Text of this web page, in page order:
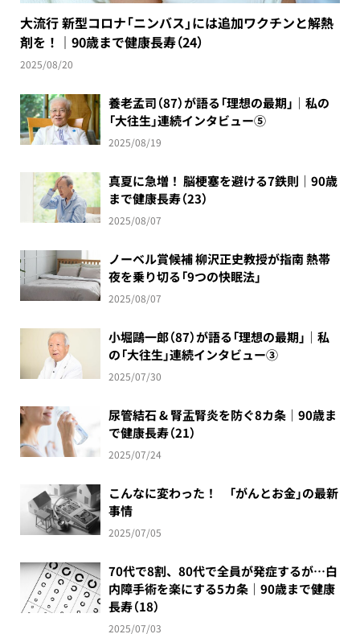
大流行 新型コロナ「ニンバス」には追加ワクチンと解熱
剤を！｜90歳まで健康長寿（24）
2025/08/20
養老孟司（87）が語る「理想の最期」｜私の
「大往生」連続インタビュー⑤
2025/08/19
真夏に急増！ 脳梗塞を避ける7鉄則｜90歳
まで健康長寿（23）
2025/08/07
ノーベル賞候補 柳沢正史教授が指南 熱帯
夜を乗り切る「9つの快眠法」
2025/08/07
小堀鷗一郎（87）が語る「理想の最期」｜私
の「大往生」連続インタビュー③
2025/07/30
尿管結石 & 腎盂腎炎を防ぐ8カ条｜90歳ま
で健康長寿（21）
2025/07/24
こんなに変わった！ 「がんとお金」の最新
事情
2025/07/05
70代で8割、80代で全員が発症するが…白
内障手術を楽にする5カ条｜90歳まで健康
長寿（18）
2025/07/03